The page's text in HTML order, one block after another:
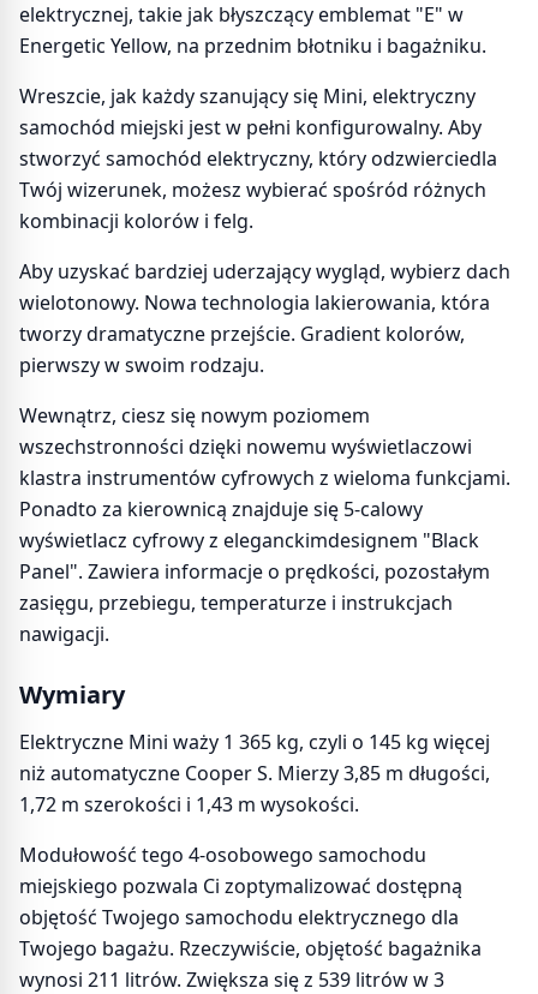
elektrycznej, takie jak błyszczący emblemat "E" w
Energetic Yellow, na przednim błotniku i bagażniku.
Wreszcie, jak każdy szanujący się Mini, elektryczny
samochód miejski jest w pełni konfigurowalny. Aby
stworzyć samochód elektryczny, który odzwierciedla
Twój wizerunek, możesz wybierać spośród różnych
kombinacji kolorów i felg.
Aby uzyskać bardziej uderzający wygląd, wybierz dach
wielotonowy. Nowa technologia lakierowania, która
tworzy dramatyczne przejście. Gradient kolorów,
pierwszy w swoim rodzaju.
Wewnątrz, ciesz się nowym poziomem
wszechstronności dzięki nowemu wyświetlaczowi
klastra instrumentów cyfrowych z wieloma funkcjami.
Ponadto za kierownicą znajduje się 5-calowy
wyświetlacz cyfrowy z eleganckimdesignem "Black
Panel". Zawiera informacje o prędkości, pozostałym
zasięgu, przebiegu, temperaturze i instrukcjach
nawigacji.
Wymiary
Elektryczne Mini waży 1 365 kg, czyli o 145 kg więcej
niż automatyczne Cooper S. Mierzy 3,85 m długości,
1,72 m szerokości i 1,43 m wysokości.
Modułowość tego 4-osobowego samochodu
miejskiego pozwala Ci zoptymalizować dostępną
objętość Twojego samochodu elektrycznego dla
Twojego bagażu. Rzeczywiście, objętość bagażnika
wynosi 211 litrów. Zwiększa się z 539 litrów w 3